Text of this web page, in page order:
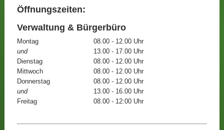
Öffnungszeiten:
Verwaltung & Bürgerbüro
Montag
08.00 - 12.00 Uhr
und
13.00 - 17.00 Uhr
Dienstag
08.00 - 12.00 Uhr
Mittwoch
08.00 - 12.00 Uhr
Donnerstag
08.00 - 12.00 Uhr
und
13.00 - 16.00 Uhr
Freitag
08.00 - 12:00 Uhr